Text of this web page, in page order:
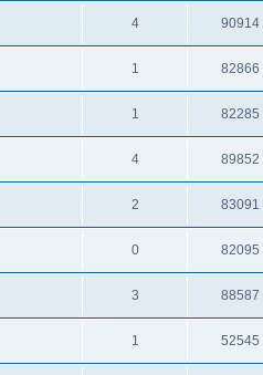
4 90914
1 82866
1 82285
4 89852
2 83091
0 82095
3 88587
1 52545